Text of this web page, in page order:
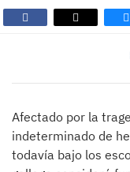
Afectado por la
indeterminado de
todavía bajo los